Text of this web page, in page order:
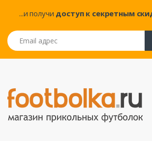
...и получи доступ к секретным
Email адрес